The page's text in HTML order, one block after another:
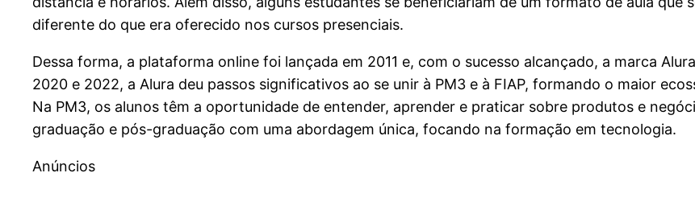
diferente do que era oferecido nos cursos presenciais.
Dessa forma, a plataforma online foi lançada em 2011 e, com o sucesso alcançado, a marca
2020 e 2022, a Alura deu passos significativos ao se unir à PM3 e à FIAP, formando o maior
Na PM3, os alunos têm a oportunidade de entender, aprender e praticar sobre produtos e
graduação e pós-graduação com uma abordagem única, focando na formação em tecnologia.
Anúncios